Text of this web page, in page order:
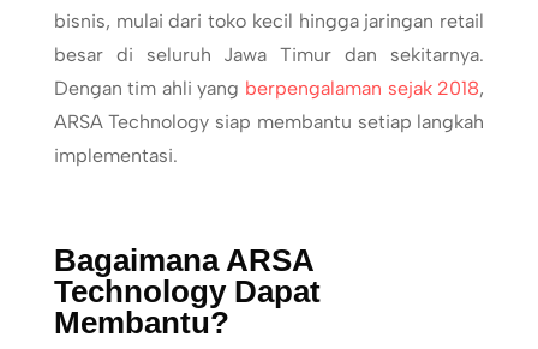
bisnis, mulai dari toko kecil hingga jaringan retail
besar di seluruh Jawa Timur dan sekitarnya.
Dengan tim ahli yang berpengalaman sejak 2018,
ARSA Technology siap membantu setiap langkah
implementasi.
Bagaimana ARSA
Technology Dapat
Membantu?